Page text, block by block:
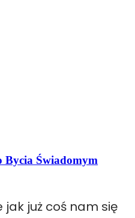
Bycia Świadomym
jak już coś nam się